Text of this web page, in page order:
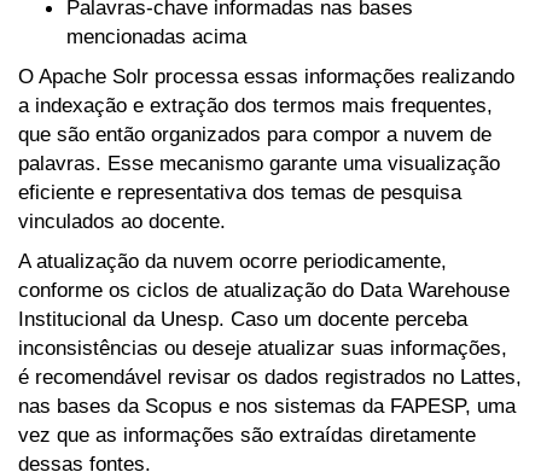
Palavras-chave informadas nas bases
mencionadas acima
O Apache Solr processa essas informações realizando
a indexação e extração dos termos mais frequentes,
que são então organizados para compor a nuvem de
palavras. Esse mecanismo garante uma visualização
eficiente e representativa dos temas de pesquisa
vinculados ao docente.
A atualização da nuvem ocorre periodicamente,
conforme os ciclos de atualização do Data Warehouse
Institucional da Unesp. Caso um docente perceba
inconsistências ou deseje atualizar suas informações,
é recomendável revisar os dados registrados no Lattes,
nas bases da Scopus e nos sistemas da FAPESP, uma
vez que as informações são extraídas diretamente
dessas fontes.